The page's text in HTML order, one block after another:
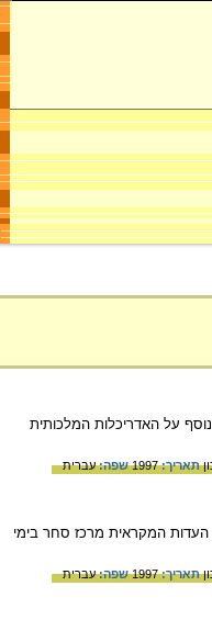
על האדריכלות המלכותית
תאריך:1997 שפה:עברית
העדות המקראית מרכז סחר בימי
תאריך:1997 שפה:עברית